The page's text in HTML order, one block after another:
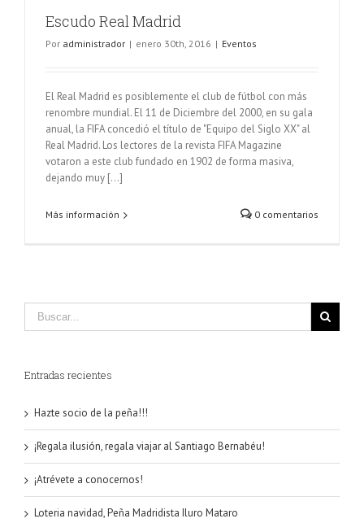
Escudo Real Madrid
Por administrador | enero 30th, 2016 | Eventos
El Real Madrid es posiblemente el club de fútbol con más
renombre mundial. El 11 de Diciembre del 2000, en su gala
anual, la FIFA concedió el título de "Equipo del Siglo XX" al
Real Madrid. Los lectores de la revista FIFA Magazine
votaron a este club fundado en 1902 de forma masiva,
dejando muy [...]
Más información 0 comentarios
Entradas recientes
Hazte socio de la peña!!!
¡Regala ilusión, regala viajar al Santiago Bernabéu!
¡Atrévete a conocernos!
Loteria navidad, Peña Madridista Iluro Mataro